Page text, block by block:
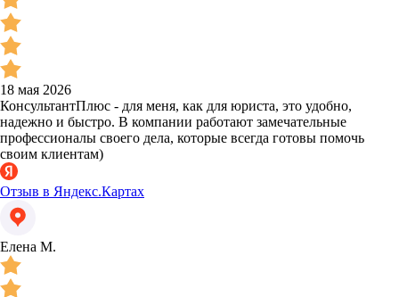
18 мая 2026
КонсультантПлюс - для меня, как для юриста, это удобно,
надежно и быстро. В компании работают замечательные
профессионалы своего дела, которые всегда готовы помочь
своим клиентам)
Отзыв в Яндекс.Картах
Елена М.